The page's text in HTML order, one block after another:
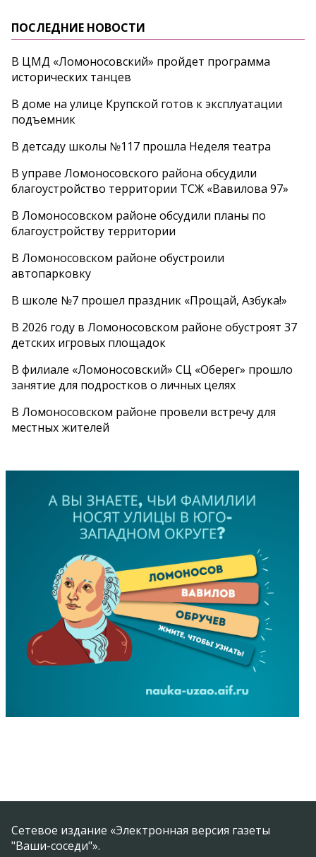
ПОСЛЕДНИЕ НОВОСТИ
В ЦМД «Ломоносовский» пройдет программа
исторических танцев
В доме на улице Крупской готов к эксплуатации
подъемник
В детсаду школы №117 прошла Неделя театра
В управе Ломоносовского района обсудили
благоустройство территории ТСЖ «Вавилова 97»
В Ломоносовском районе обсудили планы по
благоустройству территории
В Ломоносовском районе обустроили
автопарковку
В школе №7 прошел праздник «Прощай, Азбука!»
В 2026 году в Ломоносовском районе обустроят 37
детских игровых площадок
В филиале «Ломоносовский» СЦ «Оберег» прошло
занятие для подростков о личных целях
В Ломоносовском районе провели встречу для
местных жителей
Сетевое издание «Электронная версия газеты
"Ваши-соседи"».